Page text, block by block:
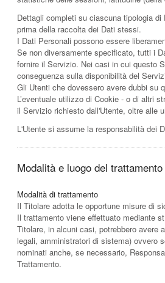
Dettagli completi su ciascuna tipologia
prima della raccolta dei Dati stessi.
I Dati Personali possono essere
Se non diversamente specificato, tutti i
fornire il Servizio. Nei casi in cui questo
conseguenza sulla disponibilità del
Gli Utenti che dovessero avere dubbi su
L’eventuale utilizzo di Cookie - o di altri
il Servizio richiesto dall'Utente, oltre alle
L'Utente si assume la responsabilità dei
Modalità e luogo del
Modalità di trattamento
Il Titolare adotta le opportune misure di
Il trattamento viene effettuato mediante
Titolare, in alcuni casi, potrebbero avere
legali, amministratori di sistema) ovvero
nominati anche, se necessario,
Trattamento.